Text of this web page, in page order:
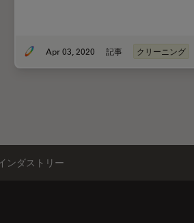
Apr 03, 2020 記事 クリーニング
ンダストリー